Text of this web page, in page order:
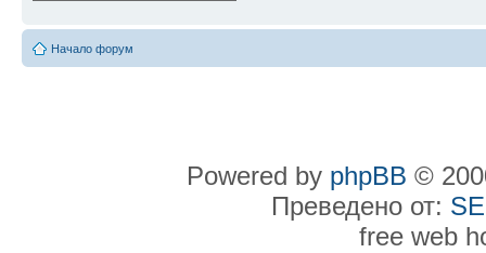
Начало форум
Powered by phpBB ©
Преведено от:
free web